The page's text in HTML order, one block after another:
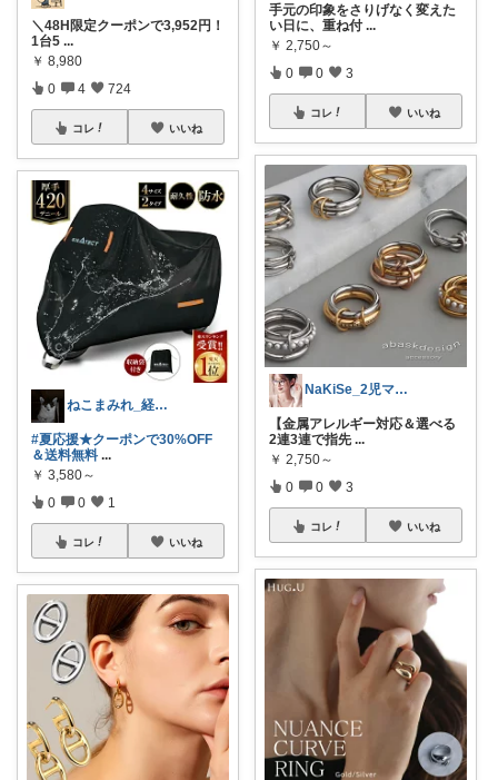
＼48H限定クーポンで3,952円！
1台5 ...
￥ 8,980
0 4 724
コレ いいね
ねこまみれ_経由感謝致します🐈
#夏応援★クーポンで30%OFF
＆送料無料 ...
￥ 3,580～
0 0 1
コレ いいね
手元の印象をさりげなく変えた
い日に、重ね付 ...
￥ 2,750～
0 0 3
コレ いいね
NaKiSe_2児ママ🌸訪問感謝です
【金属アレルギー対応＆選べる
2連3連で指先 ...
￥ 2,750～
0 0 3
コレ いいね